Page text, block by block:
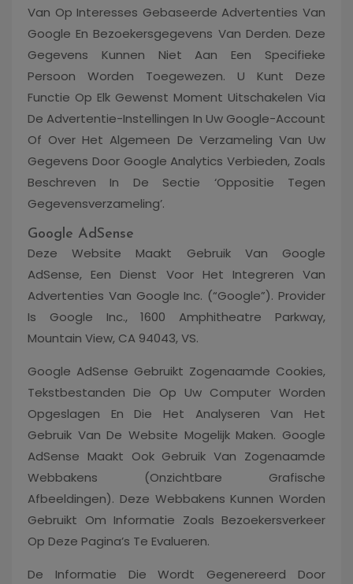
Van Op Interesses Gebaseerde Advertenties Van
Google En Bezoekersgegevens Van Derden. Deze
Gegevens Kunnen Niet Aan Een Specifieke
Persoon Worden Toegewezen. U Kunt Deze
Functie Op Elk Gewenst Moment Uitschakelen Via
De Advertentie-Instellingen In Uw Google-Account
Of Over Het Algemeen De Verzameling Van Uw
Gegevens Door Google Analytics Verbieden, Zoals
Beschreven In De Sectie ‘Oppositie Tegen
Gegevensverzameling’.
Google AdSense
Deze Website Maakt Gebruik Van Google
AdSense, Een Dienst Voor Het Integreren Van
Advertenties Van Google Inc. (“Google”). Provider
Is Google Inc., 1600 Amphitheatre Parkway,
Mountain View, CA 94043, VS.
Google AdSense Gebruikt Zogenaamde Cookies,
Tekstbestanden Die Op Uw Computer Worden
Opgeslagen En Die Het Analyseren Van Het
Gebruik Van De Website Mogelijk Maken. Google
AdSense Maakt Ook Gebruik Van Zogenaamde
Webbakens (onzichtbare Grafische
Afbeeldingen). Deze Webbakens Kunnen Worden
Gebruikt Om Informatie Zoals Bezoekersverkeer
Op Deze Pagina’s Te Evalueren.
De Informatie Die Wordt Gegenereerd Door